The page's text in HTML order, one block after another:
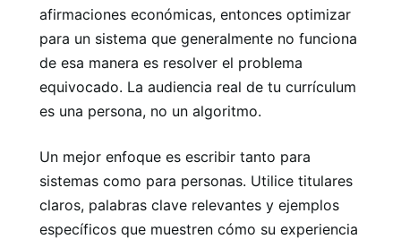
afirmaciones económicas, entonces optimizar
para un sistema que generalmente no funciona
de esa manera es resolver el problema
equivocado. La audiencia real de tu currículum
es una persona, no un algoritmo.
Un mejor enfoque es escribir tanto para
sistemas como para personas. Utilice titulares
claros, palabras clave relevantes y ejemplos
específicos que muestren cómo su experiencia